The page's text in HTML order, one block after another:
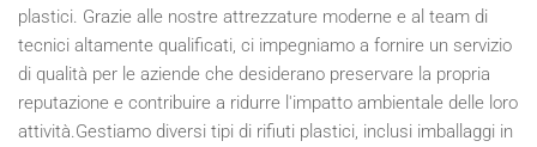
plastici. Grazie alle nostre attrezzature moderne e al team di
tecnici altamente qualificati, ci impegniamo a fornire un servizio
di qualità per le aziende che desiderano preservare la propria
reputazione e contribuire a ridurre l'impatto ambientale delle loro
attività.Gestiamo diversi tipi di rifiuti plastici, inclusi imballaggi in